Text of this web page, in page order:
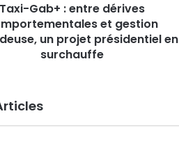
Taxi-Gab+ : entre dérives
et gestion
un projet présidentiel en
surchauffe